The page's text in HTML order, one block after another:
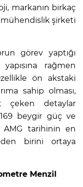
markanın birkaç
mühendislik şirketi
görev yaptığı
rağmen
ön akstaki
sahip olması,
çeken detaylar
beygir güç ve
tarihinin en
birini ortaya
Menzil